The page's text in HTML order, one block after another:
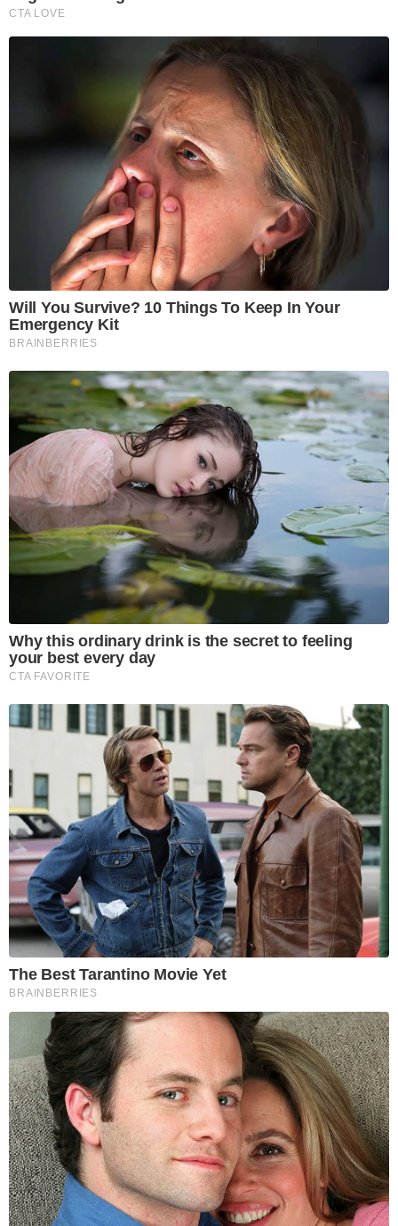
CTA LOVE
Will You Survive? 10 Things To Keep In Your
Emergency Kit
BRAINBERRIES
Why this ordinary drink is the secret to feeling
your best every day
CTA FAVORITE
The Best Tarantino Movie Yet
BRAINBERRIES